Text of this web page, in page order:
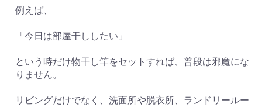
例えば、
「今日は部屋干ししたい」
という時だけ物干し竿をセットすれば、普段は邪魔にな
りません。
リビングだけでなく、洗面所や脱衣所、ランドリールー